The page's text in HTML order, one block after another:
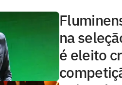
na
é eleito